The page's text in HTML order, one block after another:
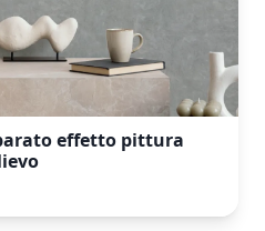
effetto pittura